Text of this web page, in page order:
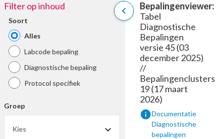
chevron_left
Filter op inhoud
Soort
Alles
Labcode bepaling
Diagnostische bepaling
Protocol specifiek
Groep
Kies
Bepalingenviewer:
Tabel
Diagnostische
Bepalingen
versie 45 (03
december 2025)
//
Bepalingenclusters
19 (17 maart
2026)
infoDocumentatie
Diagnostische
bepalingen